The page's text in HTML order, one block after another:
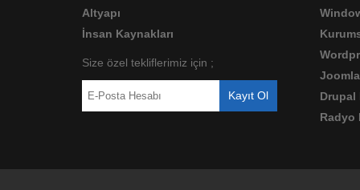
Altyapı
İnsan Kaynakları
Size özel tekliflerimiz için ;
Drupal
Radyo